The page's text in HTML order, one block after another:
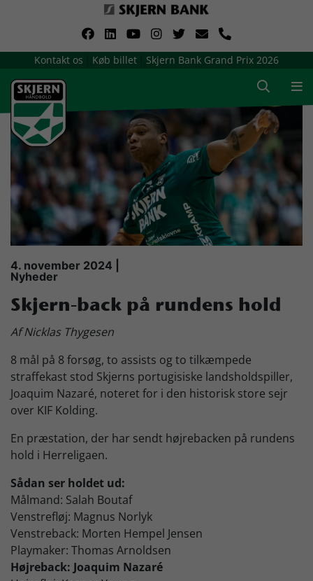
Kontakt os Køb billet Skjern Bank Grand Prix 2026
Om Skjern Håndbold
Ligatruppen
Billetsalg / sæsonkort
Presse
Samarbejdsklubber
Skjern Bank Grand Prix
Nyhedsbrev
Køb Billet
4. november 2024 |
Nyheder
Skjern-back på rundens hold
Af Nicklas Thygesen
8 mål på 8 forsøg, to assists og to tilkæmpede
straffekast stod Skjerns portugisiske landsholdspiller,
Joaquim Nazaré, noteret for i den historisk store sejr
over KIF Kolding.
En præstation, der har sendt højrebacken på rundens
hold i Herreligaen.
Sådan ser holdet ud:
Målmand: Salah Boutaf
Venstrefløj: Magnus Norlyk
Venstreback: Morten Hempel Jensen
Playmaker: Thomas Arnoldsen
Højreback: Joaquim Nazaré